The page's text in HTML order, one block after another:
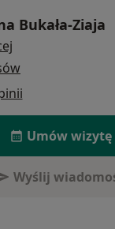
Bukała-Ziaja
Umów wizytę
Wyślij